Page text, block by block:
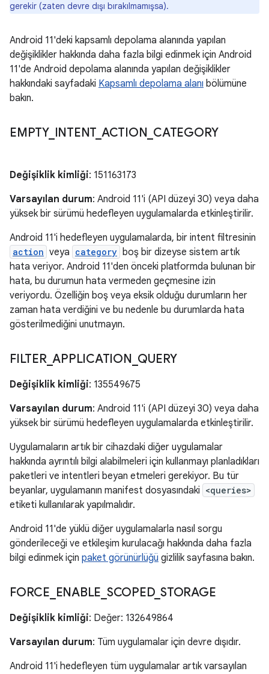
gerekir (zaten devre dışı bırakılmamışsa).
Android 11'deki kapsamlı depolama alanında yapılan
değişiklikler hakkında daha fazla bilgi edinmek için Android
11'de Android depolama alanında yapılan değişiklikler
hakkındaki sayfadaki Kapsamlı depolama alanı bölümüne
bakın.
EMPTY_ INTENT_ ACTION CATEGORY
Değişiklik kimliği: 151163173
Varsayılan durum: Android 11'i (API düzeyi 30) veya daha
yüksek bir sürümü hedefleyen uygulamalarda etkinleştirilir.
Android 11'i hedefleyen uygulamalarda, bir intent filtresinin
action veya category boş bir dizeyse sistem artık
hata veriyor. Android 11'den önceki platformda bulunan bir
hata, bu durumun hata vermeden geçmesine izin
veriyordu. Özelliğin boş veya eksik olduğu durumların her
zaman hata verdiğini ve bu nedenle bu durumlarda hata
gösterilmediğini unutmayın.
FILTER_APPLICATION QUERY
Değişiklik kimliği: 135549675
Varsayılan durum: Android 11'i (API düzeyi 30) veya daha
yüksek bir sürümü hedefleyen uygulamalarda etkinleştirilir.
Uygulamaların artık bir cihazdaki diğer uygulamalar
hakkında ayrıntılı bilgi alabilmeleri için kullanmayı planladıkları
paketleri ve intentleri beyan etmeleri gerekiyor. Bu tür
beyanlar, uygulamanın manifest dosyasındaki <queries>
etiketi kullanılarak yapılmalıdır.
Android 11'de yüklü diğer uygulamalarla nasıl sorgu
gönderileceği ve etkileşim kurulacağı hakkında daha fazla
bilgi edinmek için paket görünürlüğü gizlilik sayfasına bakın.
FORCE ENABLE SCOPED_ STORAGE
Değişiklik kimliği: Değer: 132649864
Varsayılan durum: Tüm uygulamalar için devre dışıdır.
Android 11'i hedefleyen tüm uygulamalar artık varsayılan